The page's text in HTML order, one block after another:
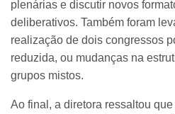
plenárias e discutir novos
deliberativos. Também foram
realização de dois congressos
reduzida, ou mudanças na
grupos mistos.
Ao final, a diretora ressaltou